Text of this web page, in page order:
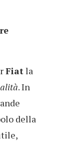
Fiatla
. In
della